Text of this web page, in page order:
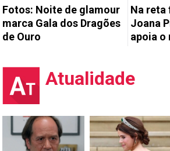
Fotos: Noite de glamour
marca Gala dos Dragões
de Ouro
Na reta
Joana
apoia o
Atualidade